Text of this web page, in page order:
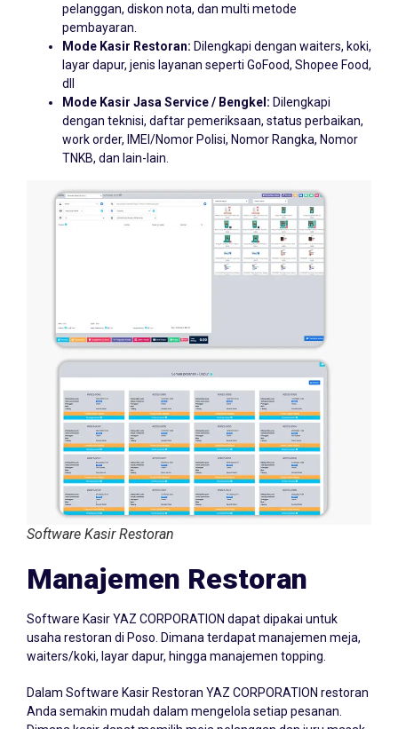
pembayaran.
Mode Kasir Restoran:
layar dapur, jenis layanan seperti GoFood, Shopee Food,
dll
Mode Kasir Jasa Service / Bengkel:
dengan teknisi, daftar pemeriksaan, status perbaikan,
work order, IMEI/Nomor Polisi, Nomor Rangka, Nomor
TNKB, dan lain-lain.
Software Kasir Restoran
Manajemen Restoran
usaha restoran di Poso. Dimana terdapat manajemen meja,
waiters/koki, layar dapur, hingga manajemen topping.
Anda semakin mudah dalam mengelola setiap pesanan.
Dimana kasir dapat memilih meja pelanggan dan juru masak